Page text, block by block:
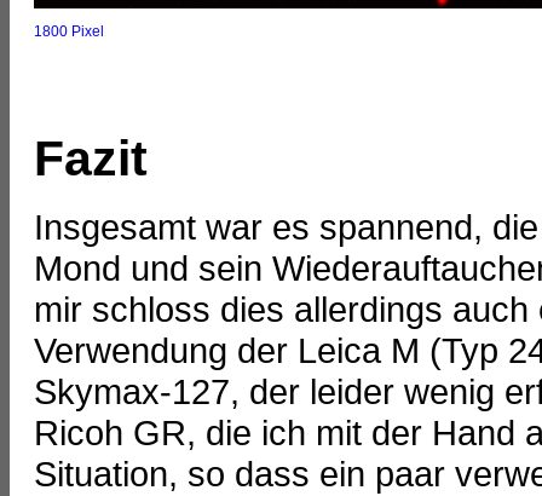
1800 Pixel
Fazit
Insgesamt war es spannend,
Mond und sein
mir schloss dies allerdings
Verwendung der Leica M (Typ
Skymax-127, der leider wenig
Ricoh GR, die ich mit der Hand
Situation, so dass ein paar